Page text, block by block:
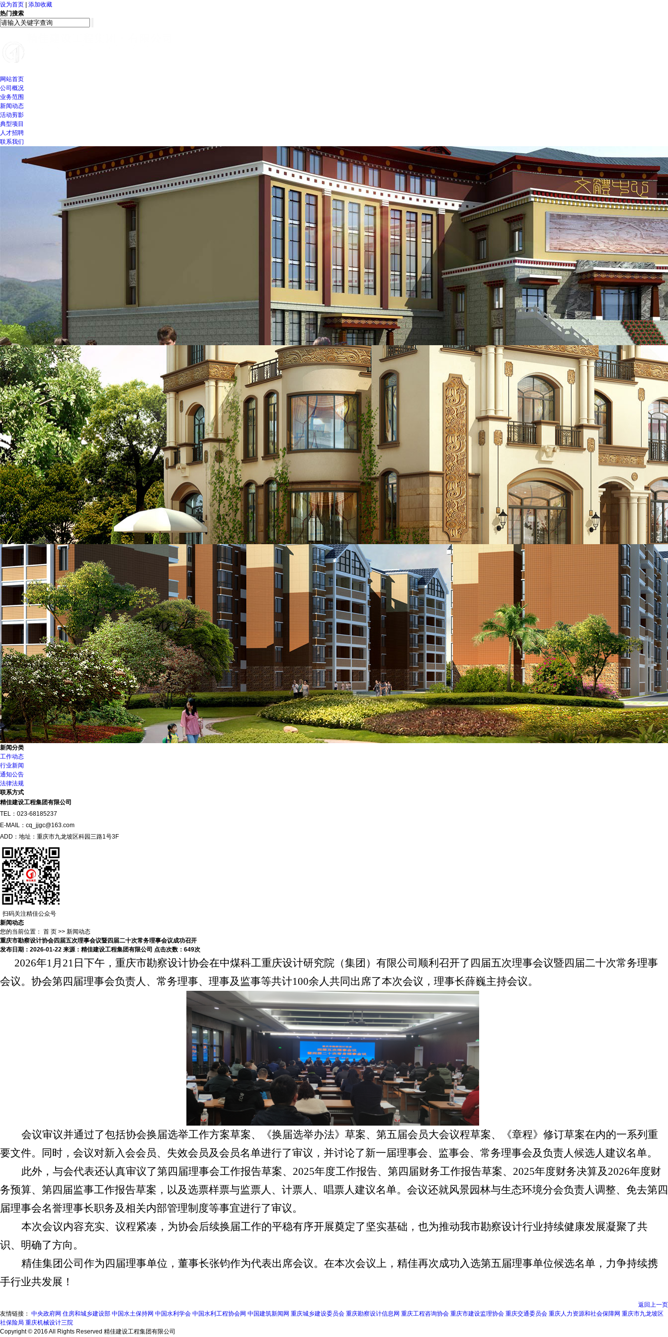
设为首页
添加收藏
热门搜索
网站首页
公司概况
业务范围
新闻动态
活动剪影
典型项目
人才招聘
联系我们
新闻分类
工作动态
行业新闻
通知公告
法律法规
联系方式
精佳建设工程集团有限公司
TEL：023-68185237
E-MAIL：cq_jjgc@163.com
ADD：地址：重庆市九龙坡区科园三路1号3F
扫码关注精佳公众号
新闻动态
您的当前位置： 首 页 >> 新闻动态
重庆市勘察设计协会四届五次理事会议暨四届二十次常务理事会议成功召开
发布日期： 2026-01-22 来源： 精佳建设工程集团有限公司 点击次数： 649次
2026年1月21日下午，重庆市勘察设计协会在中煤科工重庆设计研究院（集团）有限公司顺利召开了四届五次理事会议暨四届二十次常务理事
会议。协会第四届理事会负责人、常务理事、理事及监事等共计100余人共同出席了本次会议 ，理事长薛巍主持会议。
会议审议并通过了包括协会换届选举工作方案草案、《换届选举办法》草案、第五届会员大会议程草案、 《章程》 修订草案在内的一系列重
要文件。同时，会议对新入会会员、失效会员及会员名单进行了审议，并讨论了新一届理事会、监事会、常务理事会及负责人候选人建议名单。
此外，与会代表还认真审议了第四届理事会工作报告草案、 2025年度工作报告、第四届财务工作报告草案、2025年度财务决算及2026年度财
务预算、第四届监事工作报告草案，以及选票样票与监票人、计票人、唱票人建议名单。会议还就风景园林与生态环境分会负责人调整、免去第四
届理事会名誉理事长职务及相关内部管理制度等事宜进行了审议。
本次会议内容充实、议程紧凑，为协会后续换届工作的平稳有序开展奠定了坚实基础，也为推动我市勘察设计行业持续健康发展凝聚了共
识、明确了方向。
精佳集团公司作为四届理事单位，董事长张钧作为代表出席会议。在本次会议上，精佳再次成功入选第五届理事单位候选名单，力争持续携
手行业共发展！
返回上一页
友情链接： 中央政府网 住房和城乡建设部 中国水土保持网 中国水利学会 中国水利工程协会网 中国建筑新闻网 重庆城乡建设委员会 重庆勘察设计信息网 重庆工程咨询协会 重庆市建设监理协会 重庆交通委员会 重庆人力资源和社会保障网 重庆市九龙坡区
社保险局 重庆机械设计三院
Copyright © 2016 All Rights Reserved 精佳建设工程集团有限公司